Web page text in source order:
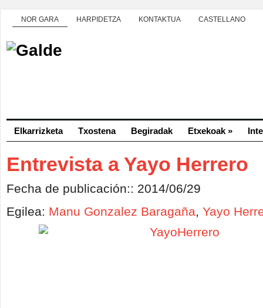
NOR GARA HARPIDETZA KONTAKTUA CASTELLANO
Elkarrizketa Txostena Begiradak Etxekoak »
Entrevista a Yayo Herrero
Fecha de publicación:: 2014/06/29
Egilea: Manu Gonzalez Baragaña, Yayo